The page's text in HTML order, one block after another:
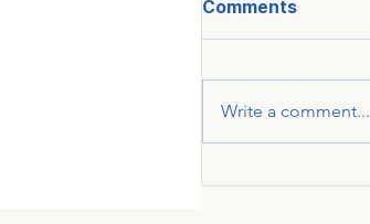
Comments
Write a comment...